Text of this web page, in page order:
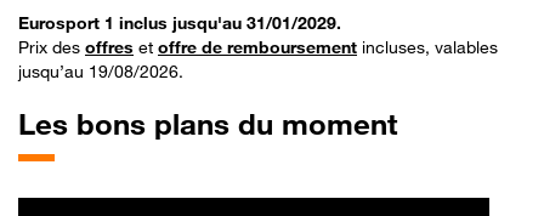
Eurosport 1 inclus jusqu'au 31/01/2029.
Prix des offres et offre de remboursement incluses, valables
jusqu’au 19/08/2026.
Les bons plans du moment